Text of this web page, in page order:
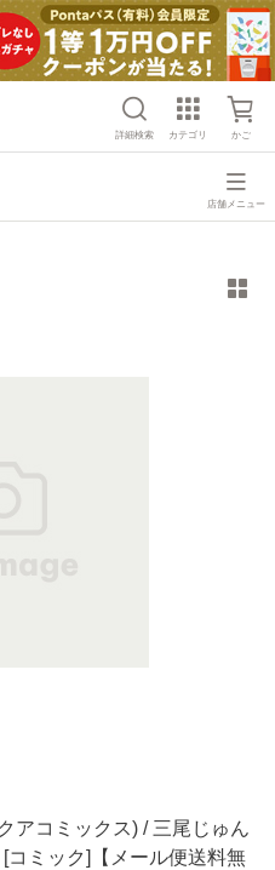
詳細検索 カテゴリ かご
店舗メニュー
アコミックス) / 三尾じゅん
コミック]【メール便送料無